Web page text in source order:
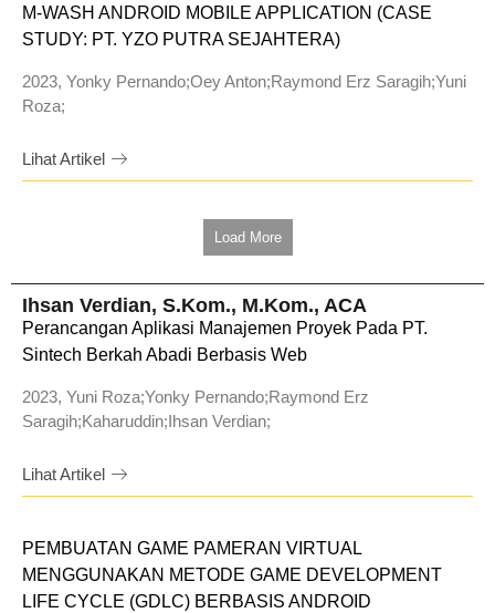
M-WASH ANDROID MOBILE APPLICATION (CASE
STUDY: PT. YZO PUTRA SEJAHTERA)
2023, Yonky Pernando;Oey Anton;Raymond Erz Saragih;Yuni
Roza;
Lihat Artikel
Load More
Ihsan Verdian, S.Kom., M.Kom., ACA
Perancangan Aplikasi Manajemen Proyek Pada PT.
Sintech Berkah Abadi Berbasis Web
2023, Yuni Roza;Yonky Pernando;Raymond Erz
Saragih;Kaharuddin;Ihsan Verdian;
Lihat Artikel
PEMBUATAN GAME PAMERAN VIRTUAL
MENGGUNAKAN METODE GAME DEVELOPMENT
LIFE CYCLE (GDLC) BERBASIS ANDROID